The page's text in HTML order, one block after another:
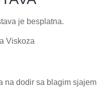
je besplatna.
Viskoza
na dodir sa blagim sjajem